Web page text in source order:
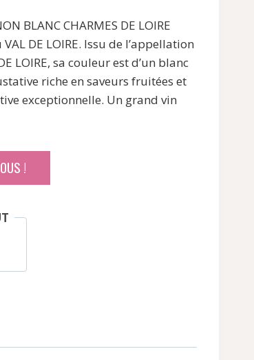
BLANC CHARMES DE LOIRE
DE LOIRE. Issu de l’appellation
LOIRE, sa couleur est d’un blanc
riche en saveurs fruitées et
exceptionnelle. Un grand vin
!